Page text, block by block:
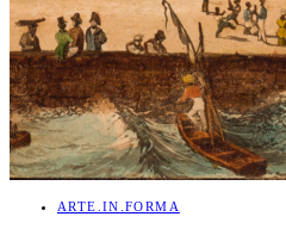
ARTE.IN.FORMA